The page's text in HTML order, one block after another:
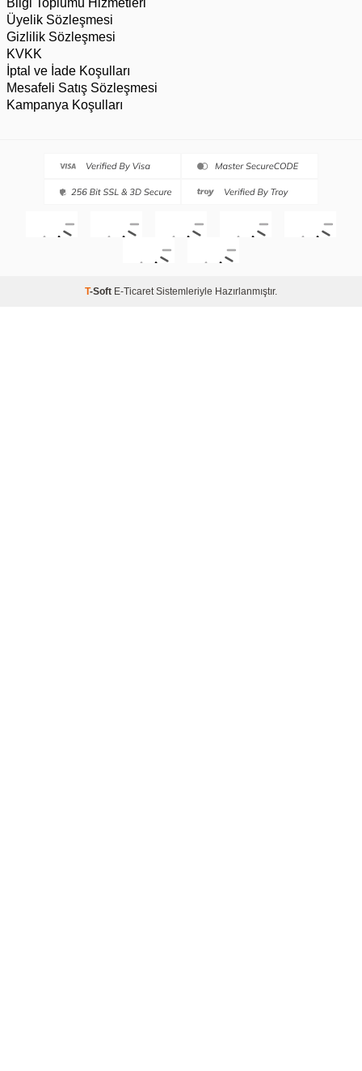
Üyelik Sözleşmesi
Gizlilik Sözleşmesi
KVKK
İptal ve İade Koşulları
Mesafeli Satış Sözleşmesi
Kampanya Koşulları
T-Soft E-Ticaret Sistemleriyle Hazırlanmıştır.